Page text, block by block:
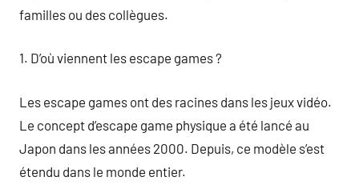
familles ou des collègues.
1. D’où viennent les escape games ?
Les escape games ont des racines dans les jeux vidéo.
Le concept d’escape game physique a été lancé au
Japon dans les années 2000. Depuis, ce modèle s’est
étendu dans le monde entier.